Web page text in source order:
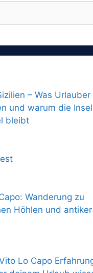
– Was
und warum die
bleibt
Wanderung zu
Höhlen und antiker
Lo Capo